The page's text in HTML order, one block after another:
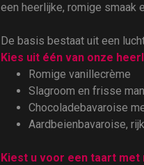
een heerlijke, romige smaak
De basis bestaat uit een
Kies uit één van onze
Romige vanillecrème
Slagroom en frisse
Chocoladebavaroise
Aardbeienbavaroise,
Kiest u voor een taart met